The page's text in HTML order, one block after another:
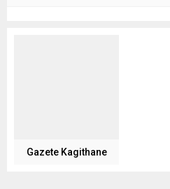
Gazete Kagithane